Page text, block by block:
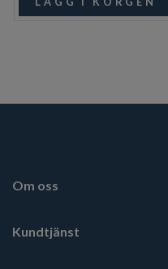
Om oss
Kundtjänst